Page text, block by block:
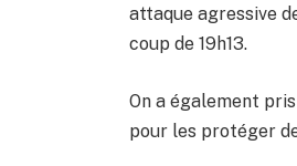
attaque agressive
coup de 19h13.
On a également
pour les protéger